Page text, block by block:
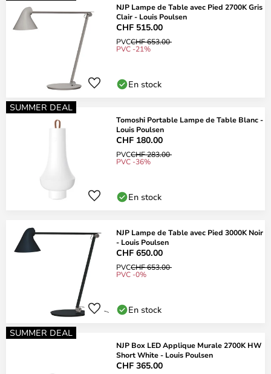
NJP Lampe de Table avec Pied 2700K Gris
Clair - Louis Poulsen
CHF 515.00
PVCCHF 653.00
PVC -21%
En stock
SUMMER DEAL
Tomoshi Portable Lampe de Table Blanc -
Louis Poulsen
CHF 180.00
PVCCHF 283.00
PVC -36%
En stock
NJP Lampe de Table avec Pied 3000K Noir
- Louis Poulsen
CHF 650.00
PVCCHF 653.00
PVC -0%
En stock
SUMMER DEAL
NJP Box LED Applique Murale 2700K HW
Short White - Louis Poulsen
CHF 365.00